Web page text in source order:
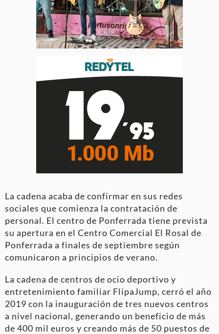
La cadena acaba de confirmar en sus redes
sociales que comienza la contratación de
personal. El centro de Ponferrada tiene prevista
su apertura en el Centro Comercial El Rosal de
Ponferrada a finales de septiembre según
comunicaron a principios de verano.
La cadena de centros de ocio deportivo y
entretenimiento familiar FlipaJump, cerró el año
2019 con la inauguración de tres nuevos centros
a nivel nacional, generando un beneficio de más
de 400 mil euros y creando más de 50 puestos de